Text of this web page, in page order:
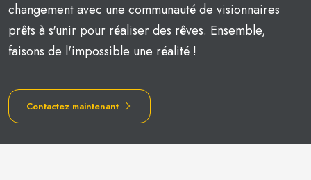
changement avec une communauté de visionnaires
prêts à s'unir pour réaliser des rêves. Ensemble,
faisons de l'impossible une réalité !
Contactez maintenant